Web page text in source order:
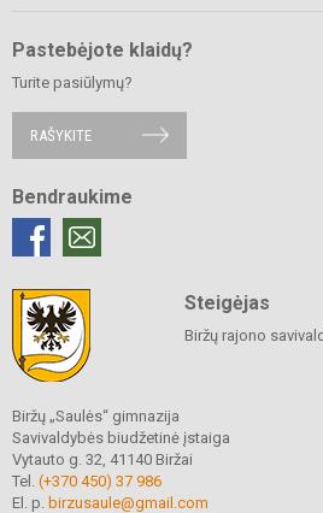
Pastebėjote klaidų?
Turite pasiūlymų?
RAŠYKITE
Bendraukime
Steigėjas
Biržų rajono
Biržų „Saulės“ gimnazija
Savivaldybės biudžetinė įstaiga
Vytauto g. 32, 41140 Biržai
Tel. (+370 450) 37 986
El. p. birzusaule@gmail.com